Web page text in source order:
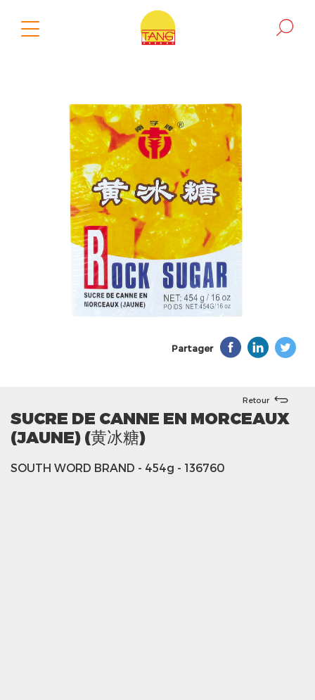
Partager
Retour
SUCRE DE CANNE EN MORCEAUX
(JAUNE) (黄冰糖)
SOUTH WORD BRAND - 454g - 136760